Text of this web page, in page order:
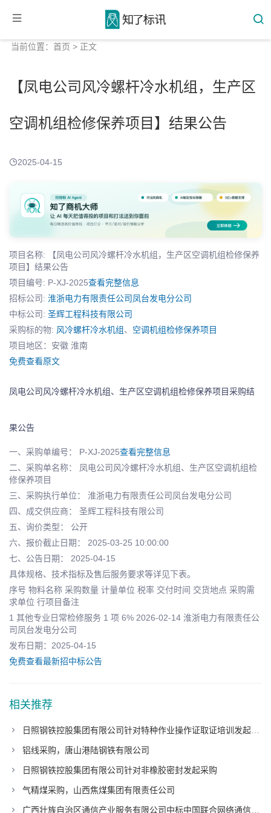
当前位置： 首页 > 正文
【凤电公司风冷螺杆冷水机组，生产区
空调机组检修保养项目】结果公告
2025-04-15
项目名称: 【凤电公司风冷螺杆冷水机组，生产区空调机组检修保养
项目】结果公告
项目编号: P-XJ-2025查看完整信息
招标公司: 淮浙电力有限责任公司凤台发电分公司
中标公司: 圣辉工程科技有限公司
采购标的物: 风冷螺杆冷水机组、 空调机组检修保养项目
项目地区：安徽 淮南
免费查看原文
凤电公司风冷螺杆冷水机组、生产区空调机组检修保养项目采购结
果公告
一、采购单编号： P-XJ-2025查看完整信息
二、采购单名称： 凤电公司风冷螺杆冷水机组、生产区空调机组检
修保养项目
三、采购执行单位： 淮浙电力有限责任公司凤台发电分公司
四、成交供应商： 圣辉工程科技有限公司
五、询价类型： 公开
六、报价截止日期： 2025-03-25 10:00:00
七、公告日期： 2025-04-15
具体规格、技术指标及售后服务要求等详见下表。
序号 物料名称 采购数量 计量单位 税率 交付时间 交货地点 采购需
求单位 行项目备注
1 其他专业日常检修服务 1 项 6% 2026-02-14 淮浙电力有限责任公
司凤台发电分公司
发布日期：2025-04-15
免费查看最新招中标公告
相关推荐
日照钢铁控股集团有限公司针对特种作业操作证取证培训发起采购
铝线采购，唐山港陆钢铁有限公司
日照钢铁控股集团有限公司针对非橡胶密封发起采购
气精煤采购，山西焦煤集团有限责任公司
广西壮族自治区通信产业服务有限公司中标中国联合网络通信有限公司广东省分公司项目